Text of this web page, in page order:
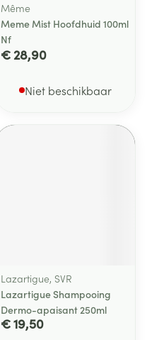
Même
Meme Mist Hoofdhuid 100ml
Nf
€ 28,90
Niet beschikbaar
Lazartigue, SVR
Lazartigue Shampooing
Dermo-apaisant 250ml
€ 19,50